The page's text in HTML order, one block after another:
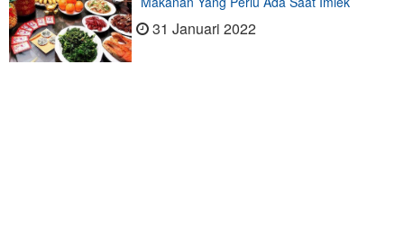
31 Januari 2022